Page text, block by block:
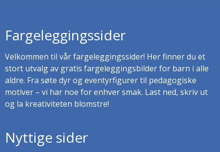
Fargeleggingssider
Velkommen til vår fargeleggingssider! Her finner du et
stort utvalg av gratis fargeleggingsbilder for barn i alle
aldre. Fra søte dyr og eventyrfigurer til pedagogiske
motiver – vi har noe for enhver smak. Last ned, skriv ut
og la kreativiteten blomstre!
Nyttige sider